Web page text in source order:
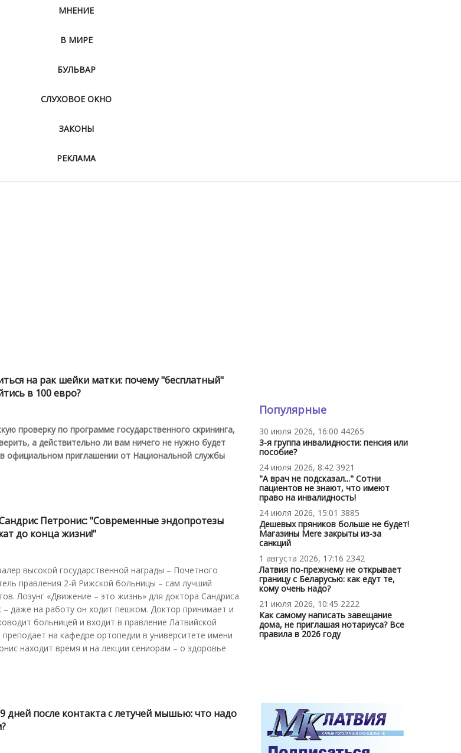
МНЕНИЕ
В МИРЕ
БУЛЬВАР
СЛУХОВОЕ ОКНО
ЗАКОНЫ
РЕКЛАМА
на рак шейки матки: почему "бесплатный"
в 100 евро?
проверку по программе государственного скрининга,
а действительно ли вам ничего не нужно будет
в официальном приглашении от Национальной службы
Петронис: "Современные эндопротезы
до конца жизни!"
высокой государственной награды – Почетного
правления 2-й Рижской больницы – сам лучший
Лозунг «Движение – это жизнь» для доктора Сандриса
– даже на работу он ходит пешком. Доктор принимает и
больницей и входит в правление Латвийской
на кафедре ортопедии в университете имени
находит время и на лекции сениорам – о здоровье
дней после контакта с летучей мышью: что надо
Популярные
30 июля 2026, 16:00 44265
3-я группа инвалидности: пенсия или
пособие?
24 июля 2026, 8:42 3921
"А врач не подсказал..." Сотни
пациентов не знают, что имеют
право на инвалидность!
24 июля 2026, 15:01 3885
Дешевых пряников больше не будет!
Магазины Mere закрыты из-за
санкций
1 августа 2026, 17:16 2342
Латвия по-прежнему не открывает
границу с Беларусью: как едут те,
кому очень надо?
21 июля 2026, 10:45 2222
Как самому написать завещание
дома, не приглашая нотариуса? Все
правила в 2026 году